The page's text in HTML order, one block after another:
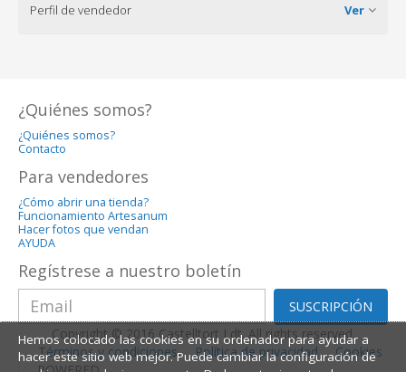
Perfil de vendedor Ver
¿Quiénes somos?
¿Quiénes somos?
Contacto
Para vendedores
¿Cómo abrir una tienda?
Funcionamiento Artesanum
Hacer fotos que vendan
AYUDA
Regístrese a nuestro boletín
SUSCRIPCIÓN
Copyright © 2016 Castelltort Ldt. All rights reserved.
Términos y condiciones
Política de privacidad
Cookies
Hemos colocado las cookies en su ordenador para ayudar a
hacer este sitio web mejor. Puede cambiar la configuración de